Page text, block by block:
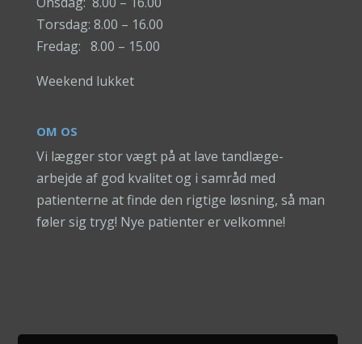
Torsdag: 8.00 – 16.00
Fredag: 8.00 – 15.00
Weekend lukket
OM OS
Vi lægger stor vægt på at lave tandlæge-
arbejde af god kvalitet og i samråd med
patienterne at finde den rigtige løsning, så man
føler sig tryg! Nye patienter er velkomne!